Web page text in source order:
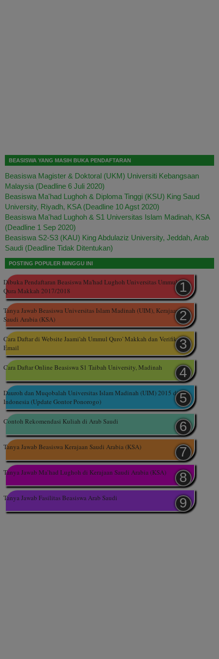
BEASISWA YANG MASIH BUKA PENDAFTARAN
Beasiswa Magister & Doktoral (UKM) Universiti Kebangsaan
Malaysia (Deadline 6 Juli 2020)
Beasiswa Ma'had Lughoh & Diploma Tinggi (KSU) King Saud
University, Riyadh, KSA (Deadline 10 Agst 2020)
Beasiswa Ma'had Lughoh & S1 Universitas Islam Madinah, KSA
(Deadline 1 Sep 2020)
Beasiswa S2-S3 (KAU) King Abdulaziz University, Jeddah, Arab
Saudi (Deadline Tidak Ditentukan)
POSTING POPULER MINGGU INI
Dibuka Pendaftaran Beasiswa Ma'had Lughoh Universitas Ummul
Qura Makkah 2017/2018
Tanya Jawab Beasiswa Universitas Islam Madinah (UIM), Kerajaan
Saudi Arabia (KSA)
Cara Daftar di Website Jaami'ah Ummul Quro' Makkah dan Verifikasi
Email
Cara Daftar Online Beasiswa S1 Taibah University, Madinah
Dauroh dan Muqobalah Universitas Islam Madinah (UIM) 2015 di
Indonesia (Update Gontor Ponorogo)
Contoh Rekomendasi Kuliah di Arab Saudi
Tanya Jawab Beasiswa Kerajaan Saudi Arabia (KSA)
Tanya Jawab Ma’had Lughoh di Kerajaan Saudi Arabia (KSA)
Tanya Jawab Fasilitas Beasiswa Arab Saudi